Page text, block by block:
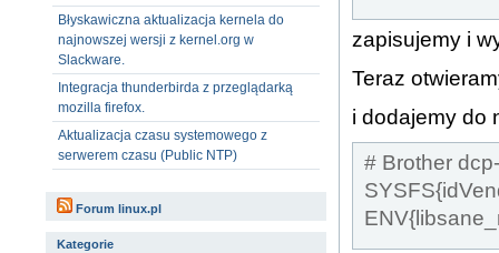
zapisujemy i
Teraz
i dodajemy do
# Brother
Błyskawiczna aktualizacja kernela do
najnowszej wersji z kernel.org w
Slackware.
Integracja thunderbirda z przeglądarką
mozilla firefox.
Aktualizacja czasu systemowego z
serwerem czasu (Public NTP)
Forum linux.pl
Kategorie